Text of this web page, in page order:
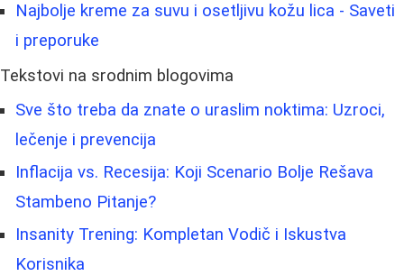
Najbolje kreme za suvu i osetljivu kožu lica - Saveti
i preporuke
Tekstovi na srodnim blogovima
Sve što treba da znate o uraslim noktima: Uzroci,
lečenje i prevencija
Inflacija vs. Recesija: Koji Scenario Bolje Rešava
Stambeno Pitanje?
Insanity Trening: Kompletan Vodič i Iskustva
Korisnika